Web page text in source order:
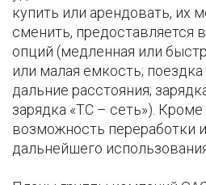
купить или арендовать, их
сменить, предоставляется
опций (медленная или
или малая емкость;
дальние расстояния;
зарядка «ТС – сеть»).
возможность переработки
дальнейшего